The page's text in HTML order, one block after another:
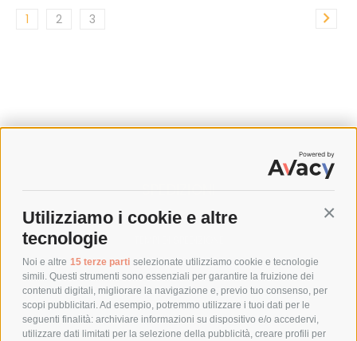
Utilizziamo i cookie e altre
tecnologie
Noi e altre 15 terze parti selezionate utilizziamo cookie e tecnologie
simili. Questi strumenti sono essenziali per garantire la fruizione dei
contenuti digitali, migliorare la navigazione e, previo tuo consenso, per
scopi pubblicitari. Ad esempio, potremmo utilizzare i tuoi dati per le
seguenti finalità: archiviare informazioni su dispositivo e/o accedervi,
utilizzare dati limitati per la selezione della pubblicità, creare profili per
1 2 3
SPEDIZIONI
COSTI DI SPEDIZIONE
POLITICA DI RESO
POLICY